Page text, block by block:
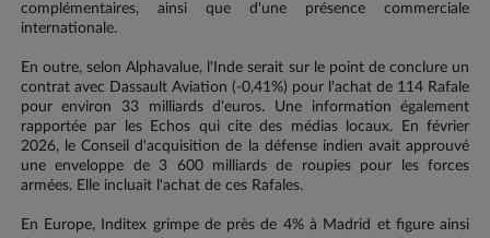
complémentaires, ainsi que d'une présence commerciale
internationale.
En outre, selon Alphavalue, l'Inde serait sur le point de conclure un
contrat avec Dassault Aviation (-0,41%) pour l'achat de 114 Rafale
pour environ 33 milliards d'euros. Une information également
rapportée par les Echos qui cite des médias locaux. En février
2026, le Conseil d'acquisition de la défense indien avait approuvé
une enveloppe de 3 600 milliards de roupies pour les forces
armées. Elle incluait l'achat de ces Rafales.
En Europe, Inditex grimpe de près de 4% à Madrid et figure ainsi